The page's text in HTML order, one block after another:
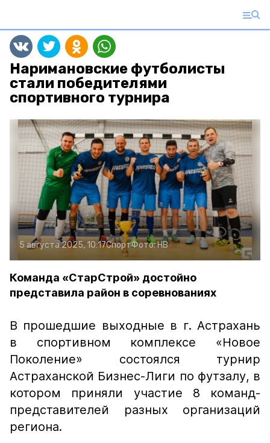
Наримановские футболисты
стали победителями
спортивного турнира
5 августа 2025, 10:17СпортФото:НВ
Команда «СтарСтрой» достойно
представила район в соревнованиях
В прошедшие выходные в г. Астрахань
в спортивном комплексе «Новое
Поколение» состоялся турнир
Астраханской Бизнес-Лиги по футзалу, в
котором приняли участие 8 команд-
представителей разных организаций
региона.